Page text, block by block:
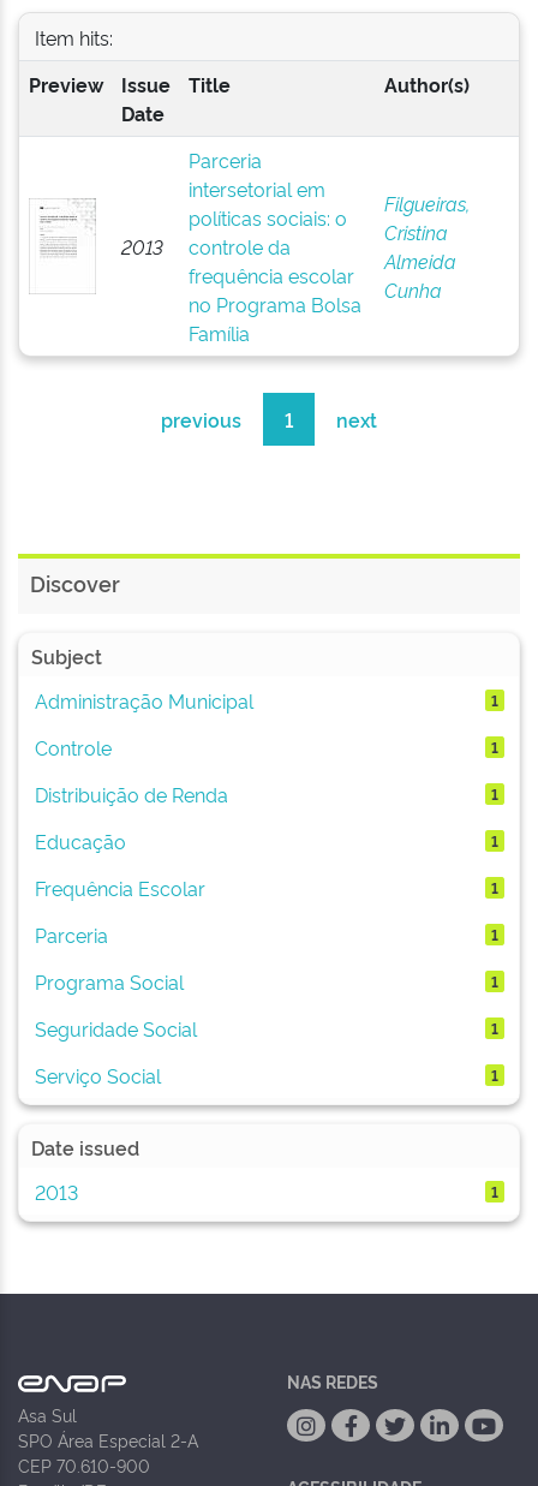
Item hits:
Preview
Issue
Date
Title Author(s)
2013
Parceria
intersetorial em
políticas sociais: o
controle da
frequência escolar
no Programa Bolsa
Família
Filgueiras,
Cristina
Almeida
Cunha
previous 1 next
Discover
Subject
Administração Municipal
1
Controle 1
Distribuição de Renda 1
Educação 1
Frequência Escolar 1
Parceria 1
Programa Social 1
Seguridade Social 1
Serviço Social 1
Date issued
2013
1
Asa Sul
SPO Área Especial 2-A
CEP 70.610-900
NAS REDES